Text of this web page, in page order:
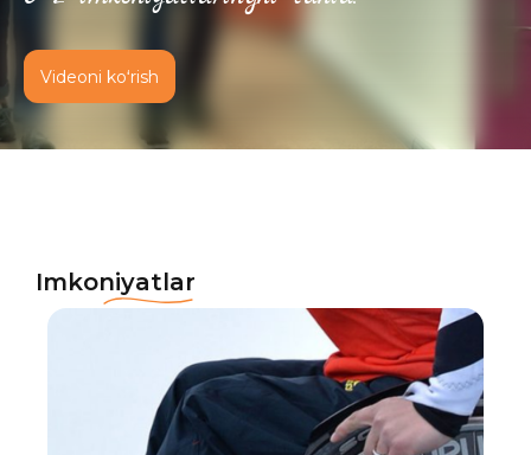
Videoni koʻrish
Imkoniyatlar